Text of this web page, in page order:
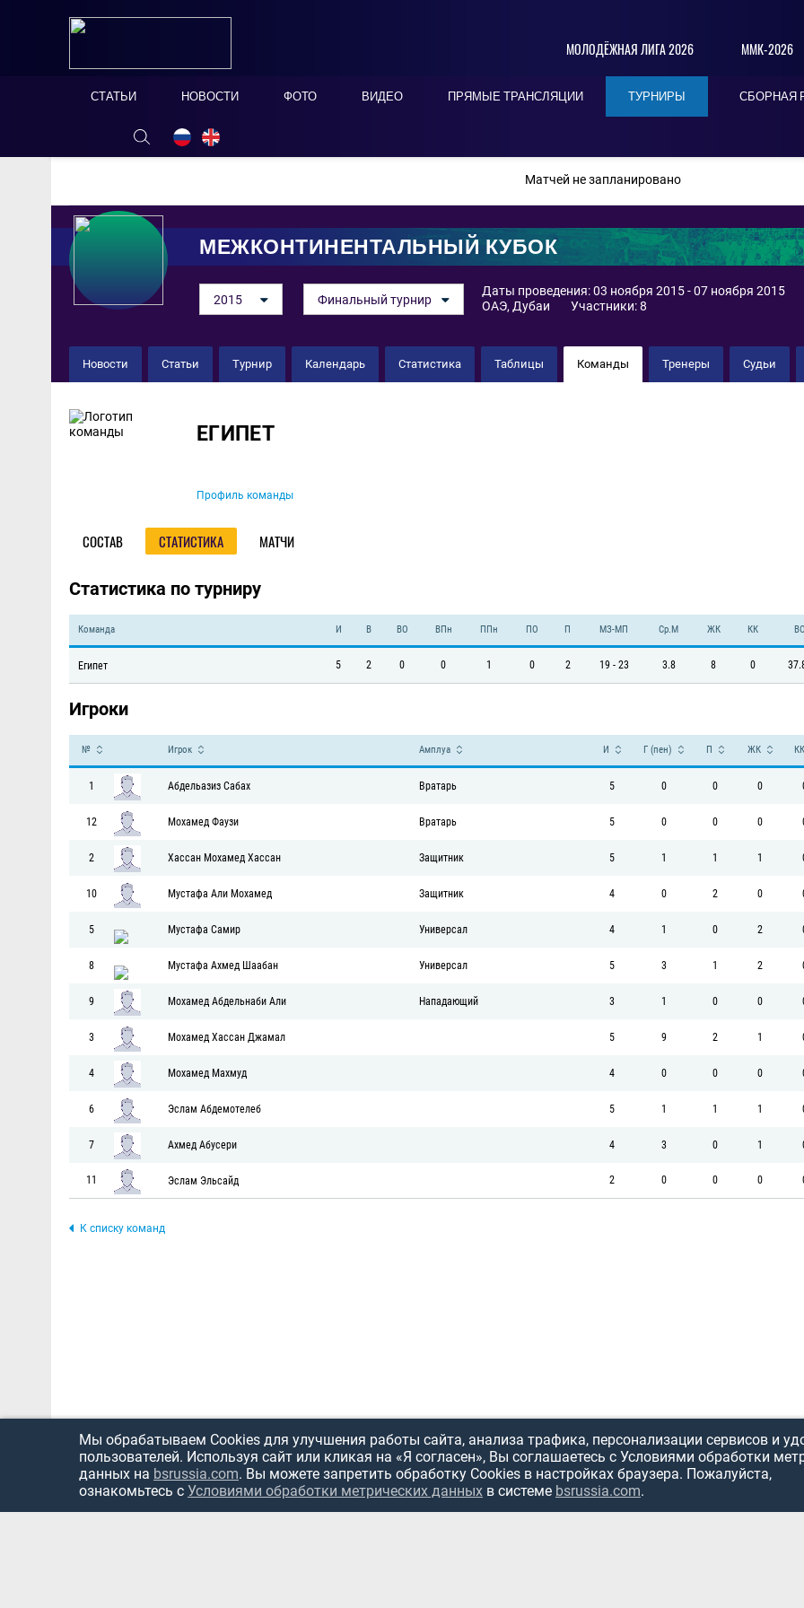
МОЛОДЁЖНАЯ ЛИГА 2026 ММК-2026
СТАТЬИ НОВОСТИ ФОТО ВИДЕО ПРЯМЫЕ ТРАНСЛЯЦИИ ТУРНИРЫ СБОРНАЯ
ОНЛАЙН ТАБЛО СКРЫТЬ
Матчей не запланировано
МЕЖКОНТИНЕНТАЛЬНЫЙ КУБОК
2015 Финальный турнир
Даты проведения: 03 ноября 2015 - 07 ноября 2015
ОАЭ, Дубаи
Участники: 8
Новости Статьи Турнир Календарь Статистика Таблицы Команды Тренеры Судьи
Команда
ЕГИПЕТ
Профиль команды
СОСТАВ СТАТИСТИКА МАТЧИ
Статистика по турниру
Команда И В ВО ВПн ППн ПО П МЗ-МП Ср.М ЖК КК ВО
Египет 5 2 0 0 1 0 2 19 - 23 3.8 8 0
Игроки
№ Игрок Амплуа И Г (пен) П ЖК КК
1 Абдельазиз Сабах Вратарь 5 0 0 0
12 Мохамед Фаузи Вратарь 5 0 0 0
2 Хассан Мохамед Хассан Защитник 5 1 1 1
10 Мустафа Али Мохамед Защитник 4 0 2 0
5 Мустафа Самир Универсал 4 1 0 2
8 Мустафа Ахмед Шаабан Универсал 5 3 1 2
9 Мохамед Абдельнаби Али Нападающий 3 1 0 0
3 Мохамед Хассан Джамал 5 9 2 1
4 Мохамед Махмуд 4 0 0 0
6 Эслам Абдемотелеб 5 1 1 1
7 Ахмед Абусери 4 3 0 1
11 Эслам Эльсайд 2 0 0 0
К списку команд
Мы обрабатываем Cookies для улучшения работы сайта, анализа трафика, персонализации сервисов и
пользователей. Используя сайт или кликая на «Я согласен», Вы соглашаетесь с Условиями обработки
данных на bsrussia.com. Вы можете запретить обработку Cookies в настройках браузера. Пожалуйста,
ознакомьтесь с Условиями обработки метрических данных в системе bsrussia.com.